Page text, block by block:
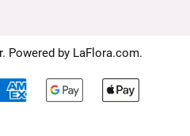
možností
Powered by LaFlora.com.